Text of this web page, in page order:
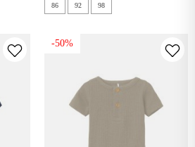
86 92 98
-50%